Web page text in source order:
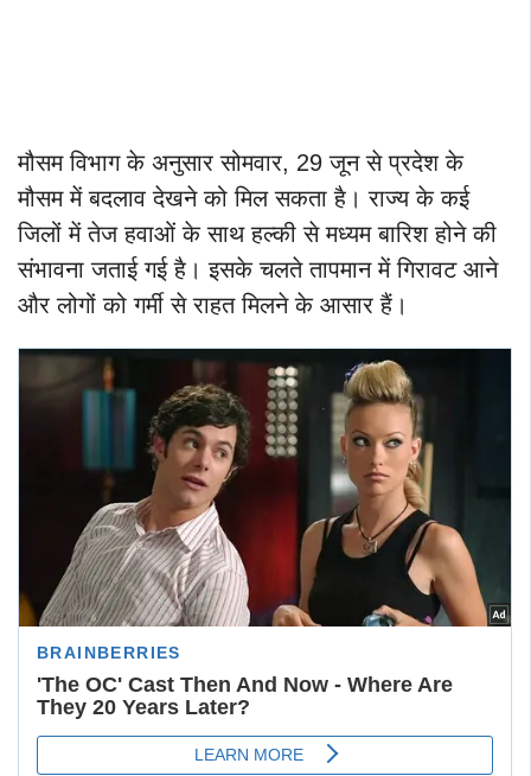
मौसम विभाग के अनुसार सोमवार, 29 जून से प्रदेश के
मौसम में बदलाव देखने को मिल सकता है। राज्य के कई
जिलों में तेज हवाओं के साथ हल्की से मध्यम बारिश होने की
संभावना जताई गई है। इसके चलते तापमान में गिरावट आने
और लोगों को गर्मी से राहत मिलने के आसार हैं।